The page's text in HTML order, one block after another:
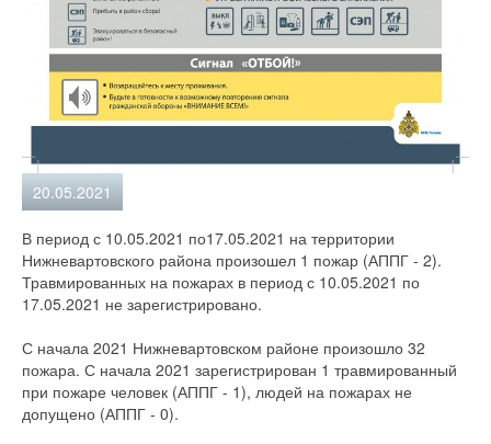
20.05.2021
В период с 10.05.2021 по17.05.2021 на территории
Нижневартовского района произошел 1 пожар (АППГ - 2).
Травмированных на пожарах в период с 10.05.2021 по
17.05.2021 не зарегистрировано.
С начала 2021 Нижневартовском районе произошло 32
пожара. С начала 2021 зарегистрирован 1 травмированный
при пожаре человек (АППГ - 1), людей на пожарах не
допущено (АППГ - 0).